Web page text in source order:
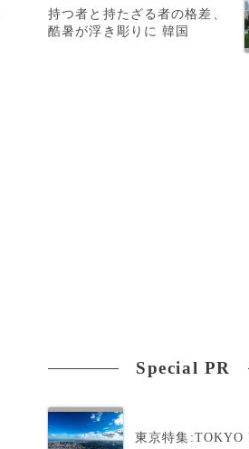
持つ者と持たざる者の格差、
酷暑が浮き彫りに 韓国
Special PR
東京特集:TOKYO